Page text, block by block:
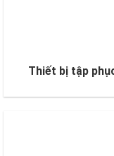
Thiết bị tập